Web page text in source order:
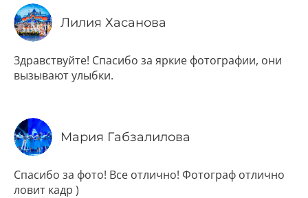
Лилия Хасанова
Здравствуйте! Спасибо за яркие фотографии, они
вызывают улыбки.
Мария Габзалилова
Спасибо за фото! Все отлично! Фотограф отлично
ловит кадр )